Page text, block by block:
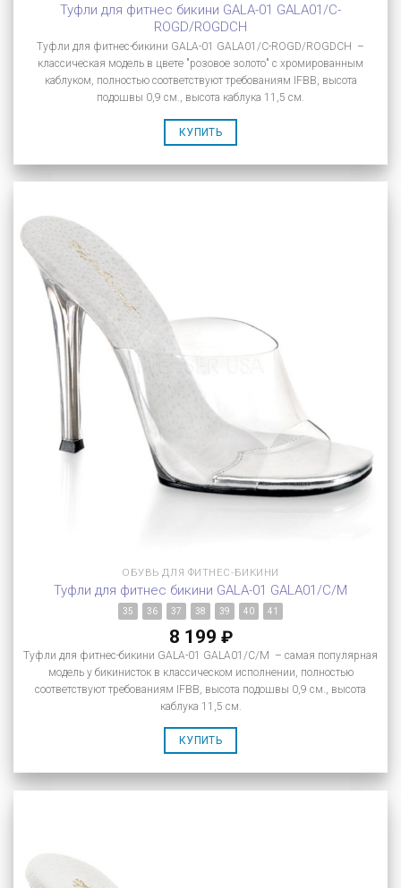
Туфли для фитнес бикини GALA-01 GALA01/C-
ROGD/ROGDCH
Туфли для фитнес-бикини GALA-01 GALA01/C-ROGD/ROGDCH –
классическая модель в цвете "розовое золото" с хромированным
каблуком, полностью соответствуют требованиям IFBB, высота
подошвы 0,9 см., высота каблука 11,5 см.
КУПИТЬ
ОБУВЬ ДЛЯ ФИТНЕС-БИКИНИ
Туфли для фитнес бикини GALA-01 GALA01/C/M
35 36 37 38 39 40 41
8 199 ₽
Туфли для фитнес-бикини GALA-01 GALA01/C/M – самая популярная
модель у бикинисток в классическом исполнении, полностью
соответствуют требованиям IFBB, высота подошвы 0,9 см., высота
каблука 11,5 см.
КУПИТЬ